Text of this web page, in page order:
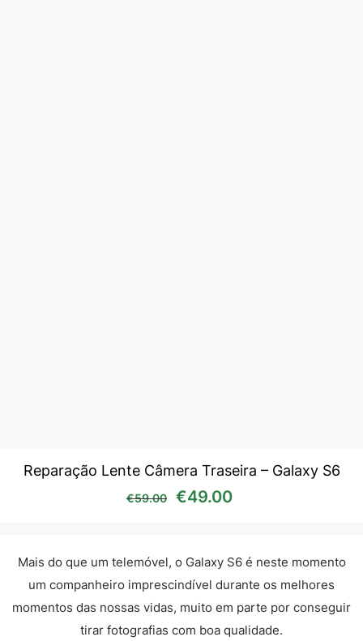
Reparação Lente Câmera Traseira – Galaxy S6
€59.00 O preço original era:
€49.00
Mais do que um telemóvel, o Galaxy S6 é neste momento
um companheiro imprescindível durante os melhores
momentos das nossas vidas, muito em parte por conseguir
tirar fotografias com boa qualidade.